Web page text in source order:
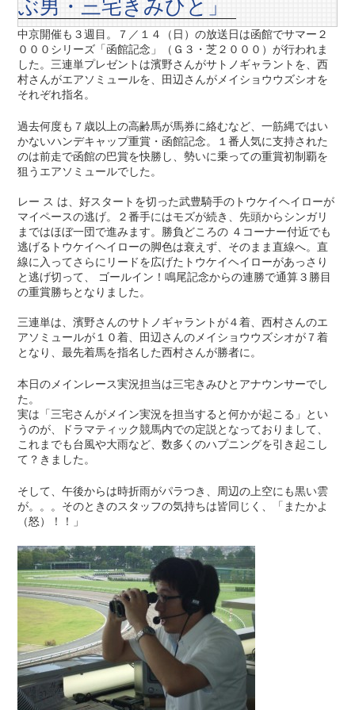
ぶ男・三宅きみひと」
中京開催も３週目。７／１４（日）の放送日は函館でサマー２
０００シリーズ「函館記念」（Ｇ３・芝２０００）が行われま
した。三連単プレゼントは濱野さんがサトノギャラントを、西
村さんがエアソミュールを、田辺さんがメイショウウズシオを
それぞれ指名。
過去何度も７歳以上の高齢馬が馬券に絡むなど、一筋縄ではい
かないハンデキャップ重賞・函館記念。１番人気に支持された
のは前走で函館の巴賞を快勝し、勢いに乗っての重賞初制覇を
狙うエアソミュールでした。
レー ス は、好スタートを切った武豊騎手のトウケイヘイローが
マイペースの逃げ。２番手にはモズが続き、先頭からシンガリ
まではほぼ一団で進みます。勝負どころの ４コーナー付近でも
逃げるトウケイヘイローの脚色は衰えず、そのまま直線へ。直
線に入ってさらにリードを広げたトウケイヘイローがあっさり
と逃げ切って、 ゴールイン！鳴尾記念からの連勝で通算３勝目
の重賞勝ちとなりました。
三連単は、濱野さんのサトノギャラントが４着、西村さんのエ
アソミュールが１０着、田辺さんのメイショウウズシオが７着
となり、最先着馬を指名した西村さんが勝者に。
本日のメインレース実況担当は三宅きみひとアナウンサーでし
た。
実は「三宅さんがメイン実況を担当すると何かが起こる」とい
うのが、ドラマティック競馬内での定説となっておりまして、
これまでも台風や大雨など、数多くのハプニングを引き起こし
て？きました。
そして、午後からは時折雨がパラつき、周辺の上空にも黒い雲
が。。。そのときのスタッフの気持ちは皆同じく、「またかよ
（怒）！！」